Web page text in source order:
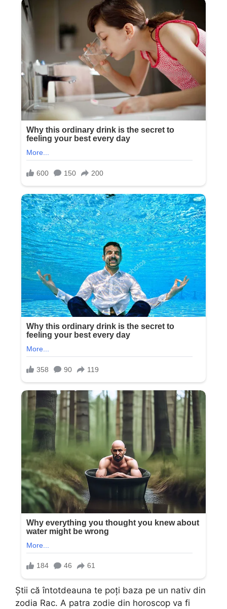
Știi că întotdeauna te poți baza pe un nativ din
zodia Rac. A patra zodie din horoscop va fi